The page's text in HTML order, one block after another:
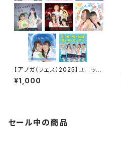
【アプガ（フェス）2025】ユニット
ジャケ写風ポートレート
¥1,000
セール中の商品